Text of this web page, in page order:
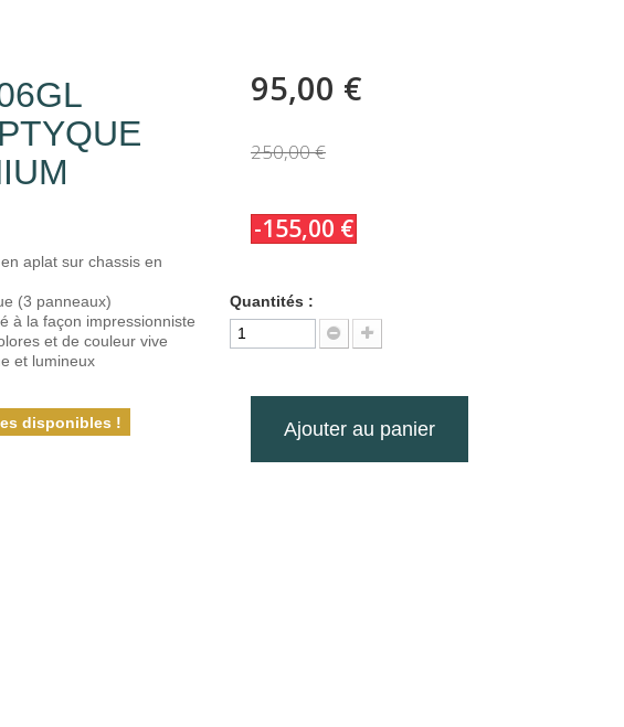
aplat sur chassis en
(3 panneaux)
à la façon impressionniste
et de couleur vive
et lumineux
disponibles !
95,00 €
250,00 €
-155,00 €
Quantités :
Ajouter au panier